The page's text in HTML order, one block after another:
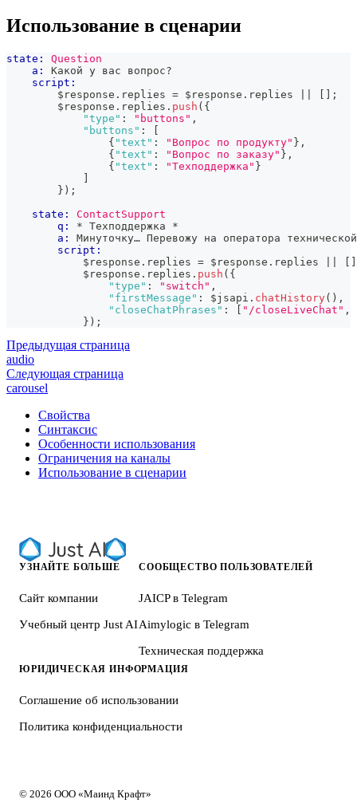
Использование в сценарии
state:
Question
a:
Какой у вас вопрос?
script:
        $response
. replies = $response . replies
;
        $response
. replies . push ( {
"type" : "buttons" ,
"buttons" :
{ "text" : "Вопрос по продукту" } ,
{ "text" : "Вопрос по заказу" } ,
{ "text" : "Техподдержка" }
} ) ;
state:
ContactSupport
q:
* Техподдержка *
a:
Минуточку… Перевожу на оператора
script:
            $response
. replies = $response . replies
            $response
. replies . push ( {
"type" : "switch" ,
"firstMessage" : $jsapi . chatHistory( ) ,
"closeChatPhrases" : "/closeLiveChat" ,
} ) ;
Предыдущая страница
audio
Следующая страница
carousel
Свойства
Синтаксис
Особенности использования
Ограничения на каналы
Использование в сценарии
УЗНАЙТЕ БОЛЬШЕ
Сайт компании
Учебный центр Just AI
СООБЩЕСТВО ПОЛЬЗОВАТЕЛЕЙ
JAICP в Telegram
Aimylogic в Telegram
Техническая поддержка
ЮРИДИЧЕСКАЯ ИНФОРМАЦИЯ
Соглашение об использовании
Политика конфиденциальности
© 2026 ООО «Маинд Крафт»